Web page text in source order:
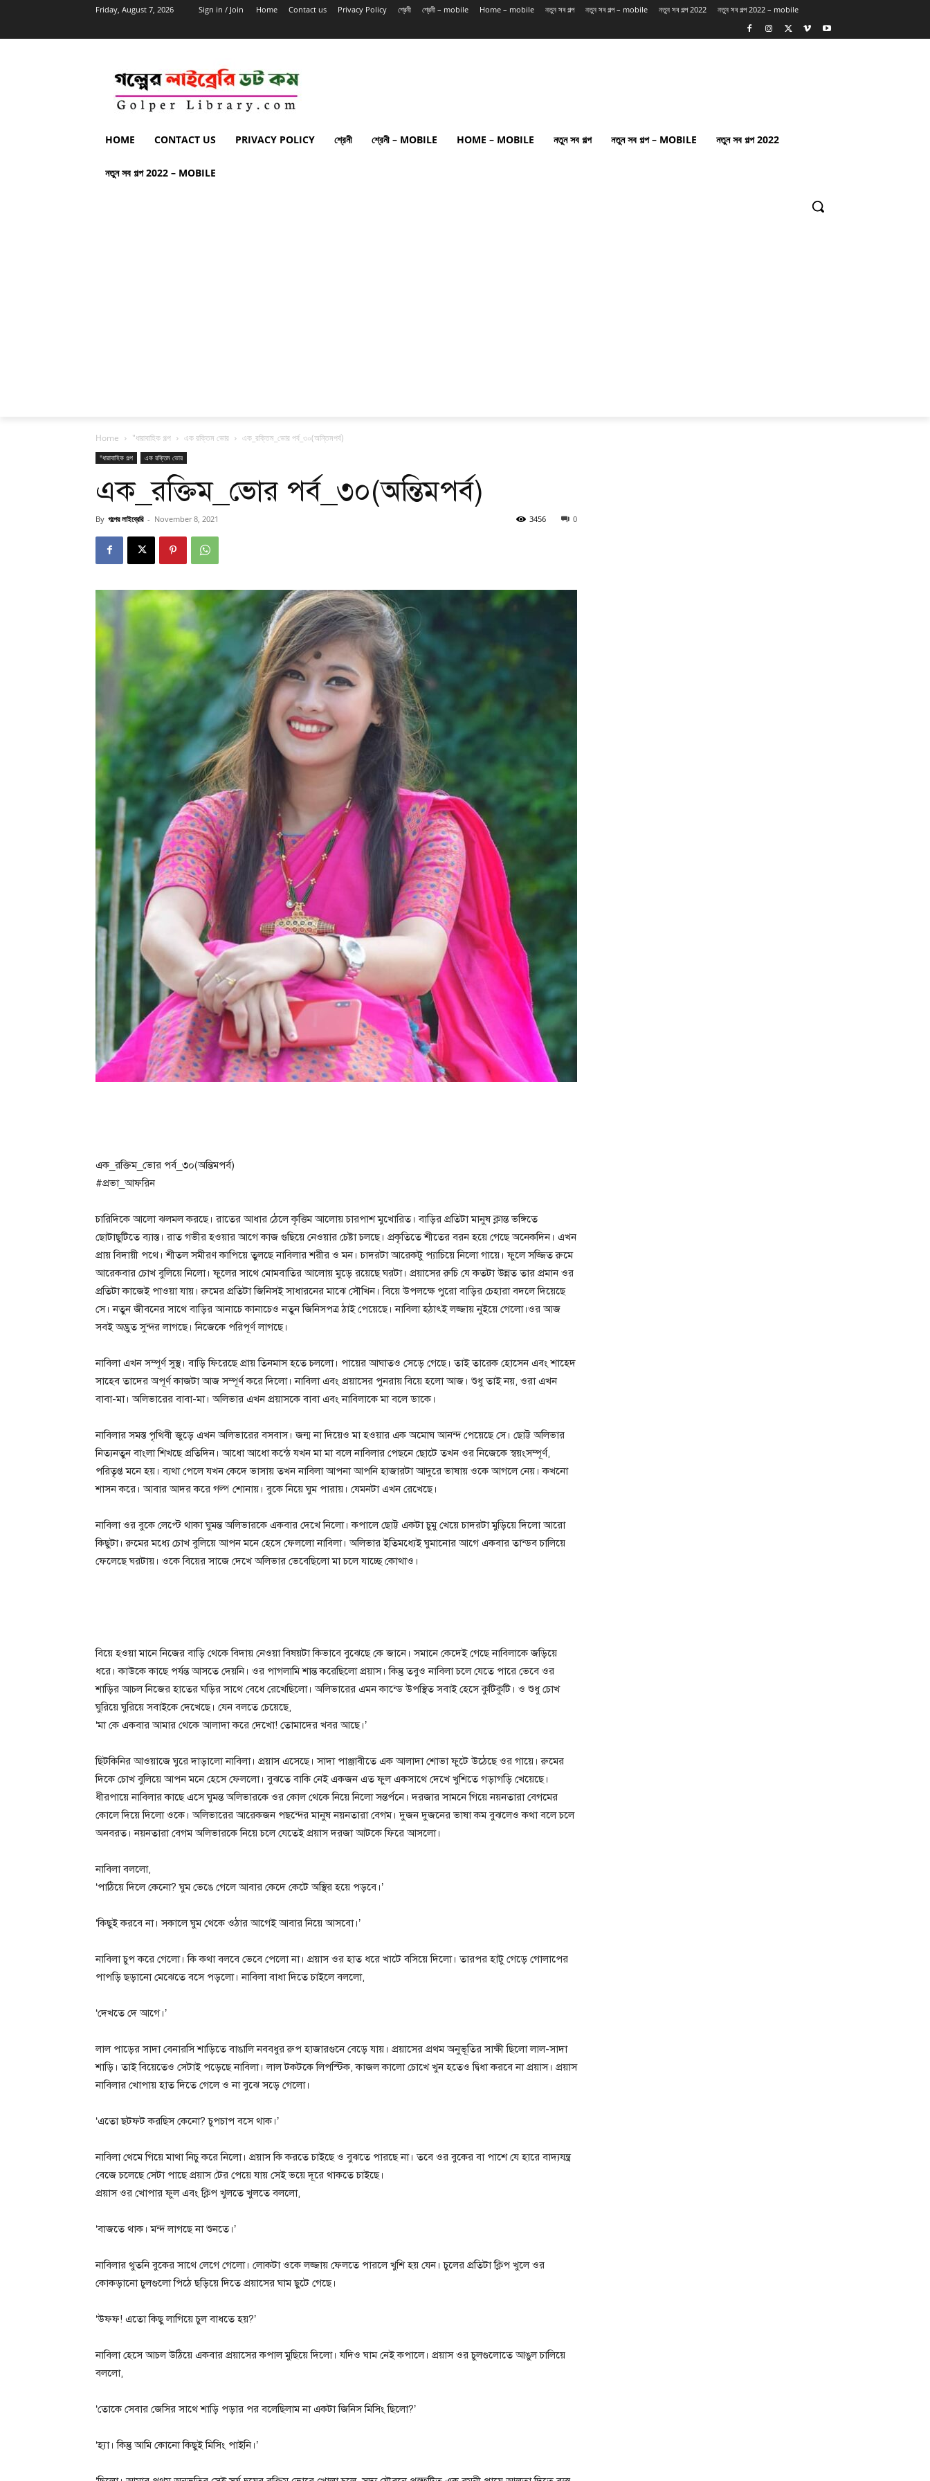
Friday, August 7, 2026 Sign in / Join Home Contact us Privacy Policy শ্রেনী শ্রেনী – mobile Home – mobile নতুন সব গল্প নতুন সব গল্প – mobile নতুন সব গল্প 2022 নতুন সব গল্প 2022 – mobile
HOME CONTACT US PRIVACY POLICY শ্রেনী শ্রেনী – MOBILE HOME – MOBILE নতুন সব গল্প নতুন সব গল্প – MOBILE নতুন সব গল্প 2022
নতুন সব গল্প 2022 – MOBILE
Home "ধারাবাহিক গল্প এক রক্তিম ভোর এক_রক্তিম_ভোর পর্ব_৩০(অন্তিমপর্ব)
"ধারাবাহিক গল্প এক রক্তিম ভোর
এক_রক্তিম_ভোর পর্ব_৩০(অন্তিমপর্ব)
By গল্পের লাইব্রেরি - November 8, 2021 0
3456
এক_রক্তিম_ভোর পর্ব_৩০(অন্তিমপর্ব)
#প্রভা_আফরিন
চারিদিকে আলো ঝলমল করছে। রাতের আধার ঠেলে কৃত্তিম আলোয় চারপাশ মুখোরিত। বাড়ির প্রতিটা মানুষ ক্লান্ত ভঙ্গিতে
ছোটাছুটিতে ব্যাস্ত। রাত গভীর হওয়ার আগে কাজ গুছিয়ে নেওয়ার চেষ্টা চলছে। প্রকৃতিতে শীতের বরন হয়ে গেছে অনেকদিন। এখন
প্রায় বিদায়ী পথে। শীতল সমীরণ কাপিয়ে তুলছে নাবিলার শরীর ও মন। চাদরটা আরেকটু প্যাচিয়ে নিলো গায়ে। ফুলে সজ্জিত রুমে
আরেকবার চোখ বুলিয়ে নিলো। ফুলের সাথে মোমবাতির আলোয় মুড়ে রয়েছে ঘরটা। প্রয়াসের রুচি যে কতটা উন্নত তার প্রমান ওর
প্রতিটা কাজেই পাওয়া যায়। রুমের প্রতিটা জিনিসই সাধারনের মাঝে সৌখিন। বিয়ে উপলক্ষে পুরো বাড়ির চেহারা বদলে দিয়েছে
সে। নতুন জীবনের সাথে বাড়ির আনাচে কানাচেও নতুন জিনিসপত্র ঠাই পেয়েছে। নাবিলা হঠাৎই লজ্জায় নুইয়ে গেলো।ওর আজ
সবই অদ্ভুত সুন্দর লাগছে। নিজেকে পরিপূর্ণ লাগছে।
নাবিলা এখন সম্পূর্ণ সুস্থ। বাড়ি ফিরেছে প্রায় তিনমাস হতে চললো। পায়ের আঘাতও সেড়ে গেছে। তাই তারেক হোসেন এবং শাহেদ
সাহেব তাদের অপূর্ণ কাজটা আজ সম্পূর্ণ করে দিলো। নাবিলা এবং প্রয়াসের পুনরায় বিয়ে হলো আজ। শুধু তাই নয়, ওরা এখন
বাবা-মা। অলিভারের বাবা-মা। অলিভার এখন প্রয়াসকে বাবা এবং নাবিলাকে মা বলে ডাকে।
নাবিলার সমস্ত পৃথিবী জুড়ে এখন অলিভারের বসবাস। জন্ম না দিয়েও মা হওয়ার এক অমোঘ আনন্দ পেয়েছে সে। ছোট্ট অলিভার
নিত্যনতুন বাংলা শিখছে প্রতিদিন। আধো আধো কন্ঠে যখন মা মা বলে নাবিলার পেছনে ছোটে তখন ওর নিজেকে স্বয়ংসম্পূর্ণ,
পরিতৃপ্ত মনে হয়। ব্যথা পেলে যখন কেদে ভাসায় তখন নাবিলা আপনা আপনি হাজারটা আদুরে ভাষায় ওকে আগলে নেয়। কখনো
শাসন করে। আবার আদর করে গল্প শোনায়। বুকে নিয়ে ঘুম পারায়। যেমনটা এখন রেখেছে।
নাবিলা ওর বুকে লেপ্টে থাকা ঘুমন্ত অলিভারকে একবার দেখে নিলো। কপালে ছোট্ট একটা চুমু খেয়ে চাদরটা মুড়িয়ে দিলো আরো
কিছুটা। রুমের মধ্যে চোখ বুলিয়ে আপন মনে হেসে ফেললো নাবিলা। অলিভার ইতিমধ্যেই ঘুমানোর আগে একবার তান্ডব চালিয়ে
ফেলেছে ঘরটায়। ওকে বিয়ের সাজে দেখে অলিভার ভেবেছিলো মা চলে যাচ্ছে কোথাও।
বিয়ে হওয়া মানে নিজের বাড়ি থেকে বিদায় নেওয়া বিষয়টা কিভাবে বুঝেছে কে জানে। সমানে কেদেই গেছে নাবিলাকে জড়িয়ে
ধরে। কাউকে কাছে পর্যন্ত আসতে দেয়নি। ওর পাগলামি শান্ত করেছিলো প্রয়াস। কিন্তু তবুও নাবিলা চলে যেতে পারে ভেবে ওর
শাড়ির আচল নিজের হাতের ঘড়ির সাথে বেধে রেখেছিলো। অলিভারের এমন কান্ডে উপস্থিত সবাই হেসে কুটিকুটি। ও শুধু চোখ
ঘুরিয়ে ঘুরিয়ে সবাইকে দেখেছে। যেন বলতে চেয়েছে,
‘মা কে একবার আমার থেকে আলাদা করে দেখো! তোমাদের খবর আছে।’
ছিটকিনির আওয়াজে ঘুরে দাড়ালো নাবিলা। প্রয়াস এসেছে। সাদা পাঞ্জাবীতে এক আলাদা শোভা ফুটে উঠেছে ওর গায়ে। রুমের
দিকে চোখ বুলিয়ে আপন মনে হেসে ফেললো। বুঝতে বাকি নেই একজন এত ফুল একসাথে দেখে খুশিতে গড়াগড়ি খেয়েছে।
ধীরপায়ে নাবিলার কাছে এসে ঘুমন্ত অলিভারকে ওর কোল থেকে নিয়ে নিলো সন্তর্পনে। দরজার সামনে গিয়ে নয়নতারা বেগমের
কোলে দিয়ে দিলো ওকে। অলিভারের আরেকজন পছন্দের মানুষ নয়নতারা বেগম। দুজন দুজনের ভাষা কম বুঝলেও কথা বলে চলে
অনবরত। নয়নতারা বেগম অলিভারকে নিয়ে চলে যেতেই প্রয়াস দরজা আটকে ফিরে আসলো।
নাবিলা বললো,
‘পাঠিয়ে দিলে কেনো? ঘুম ভেঙে গেলে আবার কেদে কেটে অস্থির হয়ে পড়বে।’
‘কিছুই করবে না। সকালে ঘুম থেকে ওঠার আগেই আবার নিয়ে আসবো।’
নাবিলা চুপ করে গেলো। কি কথা বলবে ভেবে পেলো না। প্রয়াস ওর হাত ধরে খাটে বসিয়ে দিলো। তারপর হাটু গেড়ে গোলাপের
পাপড়ি ছড়ানো মেঝেতে বসে পড়লো। নাবিলা বাধা দিতে চাইলে বললো,
‘দেখতে দে আগে।’
লাল পাড়ের সাদা বেনারসি শাড়িতে বাঙালি নববধুর রুপ হাজারগুনে বেড়ে যায়। প্রয়াসের প্রথম অনুভূতির সাক্ষী ছিলো লাল-সাদা
শাড়ি। তাই বিয়েতেও সেটাই পড়েছে নাবিলা। লাল টকটকে লিপস্টিক, কাজল কালো চোখে খুন হতেও দ্বিধা করবে না প্রয়াস। প্রয়াস
নাবিলার খোপায় হাত দিতে গেলে ও না বুঝে সড়ে গেলো।
‘এতো ছটফট করছিস কেনো? চুপচাপ বসে থাক।’
নাবিলা থেমে গিয়ে মাথা নিচু করে নিলো। প্রয়াস কি করতে চাইছে ও বুঝতে পারছে না। তবে ওর বুকের বা পাশে যে হারে বাদ্যযন্ত্র
বেজে চলেছে সেটা পাছে প্রয়াস টের পেয়ে যায় সেই ভয়ে দূরে থাকতে চাইছে।
প্রয়াস ওর খোপার ফুল এবং ক্লিপ খুলতে খুলতে বললো,
‘বাজতে থাক। মন্দ লাগছে না শুনতে।’
নাবিলার থুতনি বুকের সাথে লেগে গেলো। লোকটা ওকে লজ্জায় ফেলতে পারলে খুশি হয় যেন। চুলের প্রতিটা ক্লিপ খুলে ওর
কোকড়ানো চুলগুলো পিঠে ছড়িয়ে দিতে প্রয়াসের ঘাম ছুটে গেছে।
‘উফফ! এতো কিছু লাগিয়ে চুল বাধতে হয়?’
নাবিলা হেসে আচল উঠিয়ে একবার প্রয়াসের কপাল মুছিয়ে দিলো। যদিও ঘাম নেই কপালে। প্রয়াস ওর চুলগুলোতে আঙুল চালিয়ে
বললো,
‘তোকে সেবার জেসির সাথে শাড়ি পড়ার পর বলেছিলাম না একটা জিনিস মিসিং ছিলো?’
‘হ্যা। কিন্তু আমি কোনো কিছুই মিসিং পাইনি।’